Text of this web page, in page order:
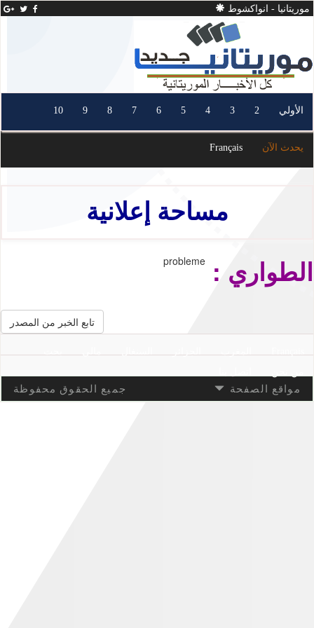
موريتانيا - انواكشوط
الأولي 2
3
4
5
6
7
8
9
10
يحدث الآن Français
مساحة إعلانية
probleme الطواري :
تابع الخبر من المصدر
مواقع الصفحة جميع الحقوق محفوظة